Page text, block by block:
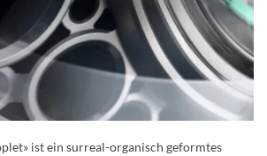
ist ein surreal-organisch geformtes